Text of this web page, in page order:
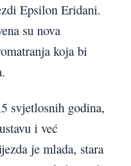
Epsilon Eridani.
su nova
koja bi
svjetlosnih godina,
i već
je mlada, stara